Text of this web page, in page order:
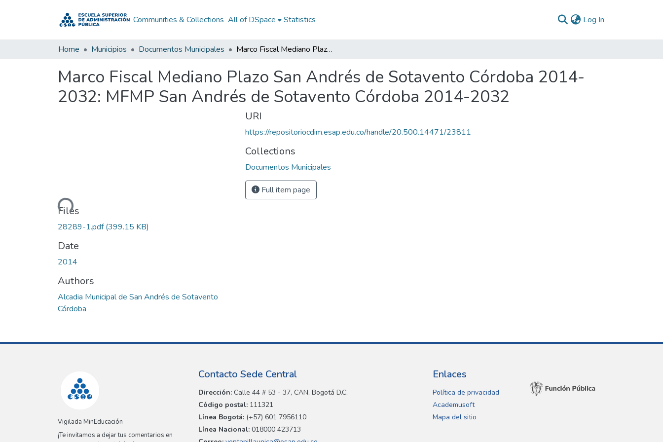
Communities & Collections All of DSpace Statistics Log In
Home Municipios Documentos Municipales Marco Fiscal Mediano Plazo San Andrés de Sotavento Córdoba 2014-2032: MFMP San Andrés de Sotavento Córdoba 2014-2032
Marco Fiscal Mediano Plazo San Andrés de Sotavento Córdoba 2014-
2032: MFMP San Andrés de Sotavento Córdoba 2014-2032
Loading...
Files
28289-1.pdf(399.15 KB)
Date
2014
Authors
Alcadia Municipal de San Andrés de Sotavento
Córdoba
URI
https://repositoriocdim.esap.edu.co/handle/20.500.14471/23811
Collections
Documentos Municipales
Full item page
Vigilada MinEducación
¡Te invitamos a dejar tus comentarios en
Contacto Sede Central
Dirección: Calle 44 # 53 - 37, CAN, Bogotá D.C.
Código postal: 111321
Línea Bogotá: (+57) 601 7956110
Línea Nacional: 018000 423713
Enlaces
Política de privacidad
Academusoft
Mapa del sitio